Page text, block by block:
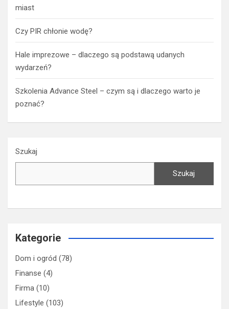
miast
Czy PIR chłonie wodę?
Hale imprezowe – dlaczego są podstawą udanych
wydarzeń?
Szkolenia Advance Steel – czym są i dlaczego warto je
poznać?
Szukaj
Szukaj
Kategorie
Dom i ogród (78)
Finanse (4)
Firma (10)
Lifestyle (103)